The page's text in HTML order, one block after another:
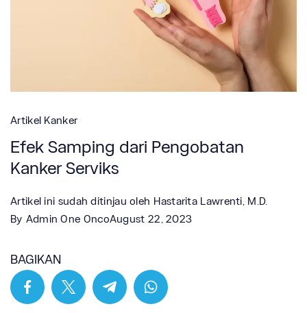
Artikel Kanker
Efek Samping dari Pengobatan
Kanker Serviks
Artikel ini sudah ditinjau oleh Hastarita Lawrenti, M.D.
By Admin One OncoAugust 22, 2023
BAGIKAN